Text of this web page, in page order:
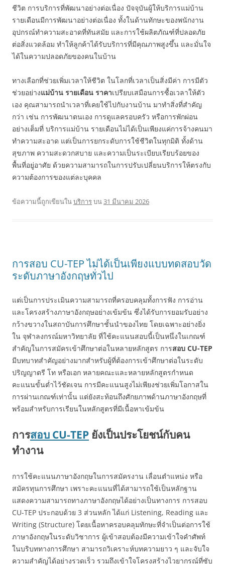
ชีวิต การบริการที่พัฒนาอย่างต่อเนื่อง ปัจจุบันผู้ให้บริการแม่บ้าน
รายเดือนมีการพัฒนาอย่างต่อเนื่อง ทั้งในด้านทักษะของพนักงาน
อุปกรณ์ทำความสะอาดที่ทันสมัย และการใช้ผลิตภัณฑ์ที่ปลอดภัย
ต่อสิ่งแวดล้อม ทำให้ลูกค้าได้รับบริการที่มีคุณภาพสูงขึ้น และมั่นใจ
ได้ในความปลอดภัยของคนในบ้าน
ทางเลือกที่ช่วยเพิ่มเวลาให้ชีวิต ในโลกที่เวลาเป็นสิ่งมีค่า การมีตัว
ช่วยอย่างแม่บ้าน รายเดือน ราคาเปรียบเสมือนการซื้อเวลาให้ตัว
เอง คุณสามารถนำเวลาที่เคยใช้ไปกับงานบ้าน มาทำสิ่งที่สำคัญ
กว่า เช่น การพัฒนาตนเอง การดูแลครอบครัว หรือการพักผ่อน
อย่างเต็มที่ บริการแม่บ้าน รายเดือนไม่ได้เป็นเพียงแค่การจ้างคนมา
ทำความสะอาด แต่เป็นการยกระดับการใช้ชีวิตในทุกมิติ ทั้งด้าน
สุขภาพ ความสะดวกสบาย และความเป็นระเบียบเรียบร้อยของ
พื้นที่อยู่อาศัย ด้วยความสามารถในการปรับเปลี่ยนบริการให้ตรงกับ
ความต้องการของแต่ละบุคคล
ข้อความนี้ถูกเขียนในบริการบน31 มีนาคม 2026
การสอบ CU-TEP ไม่ได้เป็นเพียงแบบทดสอบวัด
ระดับภาษาอังกฤษทั่วไป
แต่เป็นการประเมินความสามารถที่ครอบคลุมทั้งการฟัง การอ่าน
และโครงสร้างภาษาอังกฤษอย่างเข้มข้น ซึ่งได้รับการยอมรับอย่าง
กว้างขวางในสถาบันการศึกษาชั้นนำของไทย โดยเฉพาะอย่างยิ่ง
ใน จุฬาลงกรณ์มหาวิทยาลัย ที่ใช้คะแนนสอบนี้เป็นหนึ่งในเกณฑ์
สำคัญในการสมัครเข้าศึกษาต่อในหลายหลักสูตร การสอบ CU-TEP
มีบทบาทสำคัญอย่างมากสำหรับผู้ที่ต้องการเข้าศึกษาต่อในระดับ
ปริญญาตรี โท หรือเอก หลายคณะและหลายหลักสูตรกำหนด
คะแนนขั้นต่ำไว้ชัดเจน การมีคะแนนสูงไม่เพียงช่วยเพิ่มโอกาสใน
การผ่านเกณฑ์เท่านั้น แต่ยังสะท้อนถึงศักยภาพด้านภาษาอังกฤษที่
พร้อมสำหรับการเรียนในหลักสูตรที่มีเนื้อหาเข้มข้น
การสอบ CU-TEP ยังเป็นประโยชน์กับคน
ทำงาน
การใช้คะแนนภาษาอังกฤษในการสมัครงาน เลื่อนตำแหน่ง หรือ
สมัครทุนการศึกษา เพราะคะแนนที่ได้สามารถใช้เป็นหลักฐาน
แสดงความสามารถทางภาษาอังกฤษได้อย่างเป็นทางการ การสอบ
CU-TEP ประกอบด้วย 3 ส่วนหลัก ได้แก่ Listening, Reading และ
Writing (Structure) โดยเนื้อหาครอบคลุมทักษะที่จำเป็นต่อการใช้
ภาษาอังกฤษในระดับวิชาการ ผู้เข้าสอบต้องมีความเข้าใจคำศัพท์
ในบริบททางการศึกษา สามารถวิเคราะห์บทความยาว ๆ และจับใจ
ความสำคัญได้อย่างรวดเร็ว รวมถึงเข้าใจโครงสร้างไวยากรณ์ที่ซับ